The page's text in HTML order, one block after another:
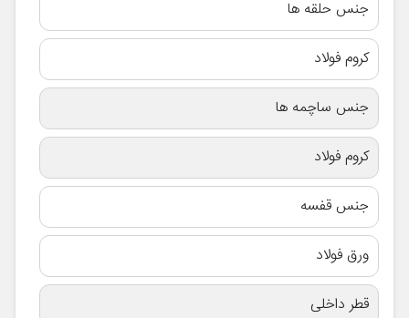
جنس حلقه ها
کروم فولاد
جنس ساچمه ها
کروم فولاد
جنس قفسه
ورق فولاد
قطر داخلی